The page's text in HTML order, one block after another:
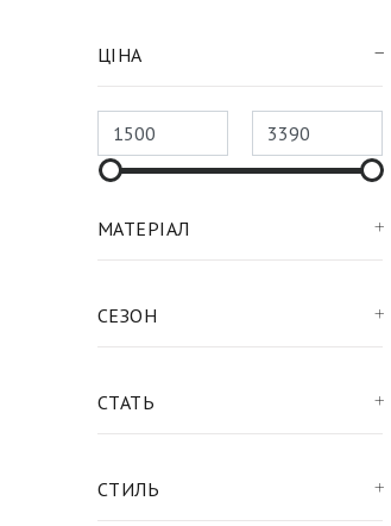
ЦІНА
МАТЕРІАЛ
СЕЗОН
СТАТЬ
СТИЛЬ